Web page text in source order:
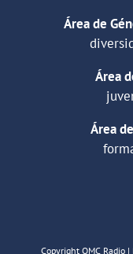
Área de
Área
Área
Copyright OMC Radio |